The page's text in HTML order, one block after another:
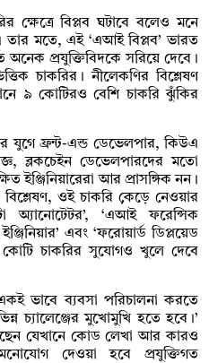
ক্ষেত্রে বিপ্লব ঘটাবে বলেও মনে
তার মতে, এই ‘এআই বিপ্লব’ ভারত
অনেক প্রযুক্তিবিদকে সরিয়ে দেবে।
চাকরির। নীলেকণির বিশ্লেষণ
৯ কোটিরও বেশি চাকরি ঝুঁকির
যুগে ফ্রন্ট-এন্ড ডেভেলপার, কিউএ
ব্লকচেইন ডেভেলপারদের মতো
ইঞ্জিনিয়ারেরা আর প্রাসঙ্গিক নন।
বিশ্লেষণ, ওই চাকরি কে়ড়ে নেওয়ার
অ্যানোটেটর’, ‘এআই ফরেন্সিক
এবং ‘ফরোয়ার্ড ডিপ্লয়েড
কোটি চাকরির সুযোগও খুলে দেবে
ভাবে ব্যবসা পরিচালনা করতে
চ্যালেঞ্জের মুখোমুখি হতে হবে।’
যেখানে কোড লেখা আর কারও
দেওয়া হবে প্রযুক্তিগত